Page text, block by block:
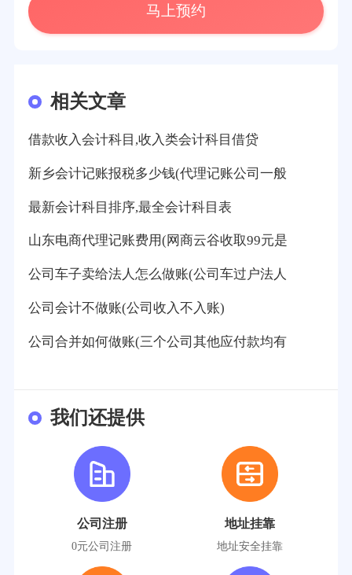
马上预约
相关文章
借款收入会计科目,收入类会计科目借贷
新乡会计记账报税多少钱(代理记账公司一般
最新会计科目排序,最全会计科目表
山东电商代理记账费用(网商云谷收取99元是
公司车子卖给法人怎么做账(公司车过户法人
公司会计不做账(公司收入不入账)
公司合并如何做账(三个公司其他应付款均有
我们还提供
公司注册
0元公司注册
地址挂靠
地址安全挂靠